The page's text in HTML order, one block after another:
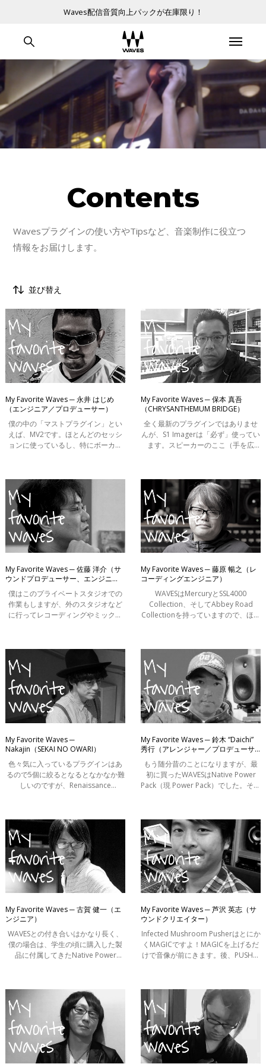
Waves配信音質向上パックが在庫限り！
Contents
Wavesプラグインの使い方やTipsなど、音楽制作に役立つ
情報をお届けします。
すべて
ポスプロ
動画音声編集
音楽制作
すべて
My Favorite Waves
Tips
Waves Genius
インタビュー
ケーススタディ
はじめてのミックス：1分で解説
並び替え
My Favorite Waves ─ 永井 はじめ
（エンジニア／プロデューサー）
僕の中の「マストプラグイン」とい
えば、MV2です。ほとんどのセッシ
ョンに使っているし、特にボーカル
コントロールだけではレベル合わせ
が追いつ
My Favorite Waves ─ 保本 真吾
（CHRYSANTHEMUM BRIDGE）
全く最新のプラグインではありませ
んが、S1 Imagerは「必ず」使ってい
ます。スピーカーのここ（手を広
特に広がりのあるシンセに対して使
います
My Favorite Waves ─ 佐藤 洋介（サ
ウンドプロデューサー、エンジニ
ア）
僕はこのプライベートスタジオでの
作業もしますが、外のスタジオなど
に行ってレコーディングやミックス
スの行き届いたコンソールやアウト
ボードが
My Favorite Waves ─ 藤原 暢之（レ
コーディングエンジニア）
WAVESはMercuryとSSL4000
Collection、そしてAbbey Road
Collectionを持っていますので、ほぼ
のは当時一番収録数の少ないバンド
ルで、そこから今に
My Favorite Waves ─
Nakajin（SEKAI NO OWARI）
色々気に入っているプラグインはあ
るので5個に絞るとなるとなかなか難
しいのですが、Renaissance
るだけで音が馴染んでくれる出音が
好きですね。サ
My Favorite Waves ─ 鈴木 “Daichi”
秀行（アレンジャー／プロデューサ
もう随分昔のことになりますが、最
初に買ったWAVESはNative Power
Pack（現 Power Pack）でした。そこ
AbbeyRoad Collection、SSL4000
Collectionを持
My Favorite Waves ─ 古賀 健一（エ
ンジニア）
WAVESとの付き合いはかなり長く、
僕の場合は、学生の頃に購入した製
品に付属してきたNative Power
ではMercury、SSL4000 Collection、
そしてAbbe
My Favorite Waves ─ 芦沢 英志（サ
ウンドクリエイター）
Infected Mushroom Pusherはとにか
くMAGICですよ！MAGICを上げるだ
けで音像が前にきます。後、PUSHで
ラム。何にでも使ってます。Future
系のボーカ